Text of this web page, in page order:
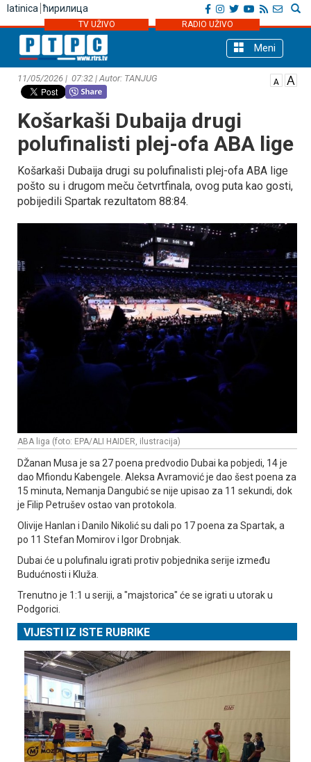
latinica ћирилица
TV UŽIVO RADIO UŽIVO
Meni
11/05/2026 | 07:32 | Autor: TANЈUG
Košarkaši Dubaija drugi
polufinalisti plej-ofa ABA lige
Košarkaši Dubaija drugi su polufinalisti plej-ofa ABA lige
pošto su i drugom meču četvrtfinala, ovog puta kao gosti,
pobijedili Spartak rezultatom 88:84.
ABA liga (foto: EPA/ALI HAIDER, ilustracija)
DŽanan Musa je sa 27 poena predvodio Dubai ka pobjedi, 14 je
dao Mfiondu Kabengele. Aleksa Avramović je dao šest poena za
15 minuta, Nemanja Dangubić se nije upisao za 11 sekundi, dok
je Filip Petrušev ostao van protokola.
Olivije Hanlan i Danilo Nikolić su dali po 17 poena za Spartak, a
po 11 Stefan Momirov i Igor Drobnjak.
Dubai će u polufinalu igrati protiv pobjednika serije između
Budućnosti i Kluža.
Trenutno je 1:1 u seriji, a "majstorica" će se igrati u utorak u
Podgorici.
VIJESTI IZ ISTE RUBRIKE